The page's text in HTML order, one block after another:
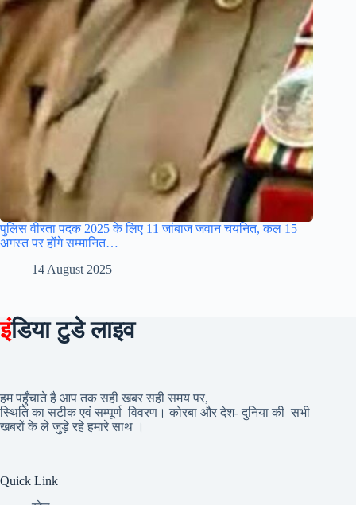
पुलिस वीरता पदक 2025 के लिए 11 जांबाज जवान चयनित, कल 15
अगस्त पर होंगे सम्मानित…
14 August 2025
इंडिया टुडे लाइव
हम पहुँचाते है आप तक सही खबर सही समय पर,
स्थिति का सटीक एवं सम्पूर्ण विवरण। कोरबा और देश- दुनिया की सभी
खबरों के ले जुड़े रहे हमारे साथ ।
Quick Link